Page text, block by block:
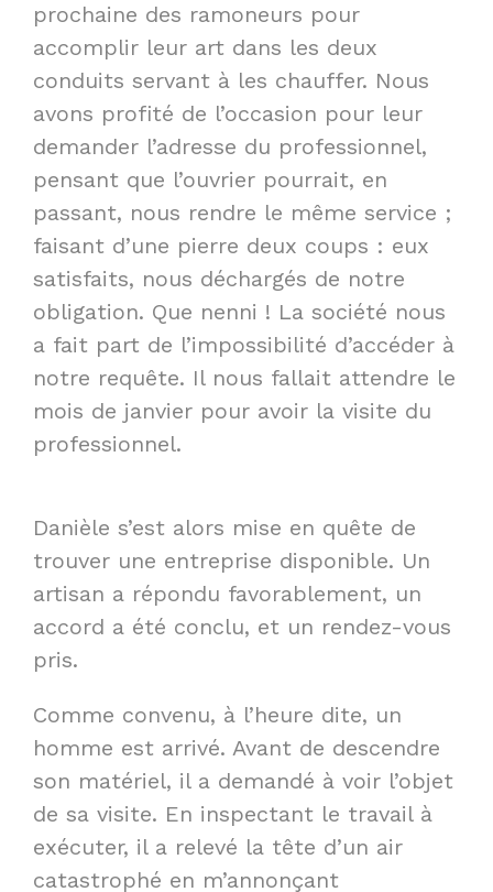
prochaine des ramoneurs pour
accomplir leur art dans les deux
conduits servant à les chauffer. Nous
avons profité de l’occasion pour leur
demander l’adresse du professionnel,
pensant que l’ouvrier pourrait, en
passant, nous rendre le même service ;
faisant d’une pierre deux coups : eux
satisfaits, nous déchargés de notre
obligation. Que nenni ! La société nous
a fait part de l’impossibilité d’accéder à
notre requête. Il nous fallait attendre le
mois de janvier pour avoir la visite du
professionnel.
Danièle s’est alors mise en quête de
trouver une entreprise disponible. Un
artisan a répondu favorablement, un
accord a été conclu, et un rendez-vous
pris.
Comme convenu, à l’heure dite, un
homme est arrivé. Avant de descendre
son matériel, il a demandé à voir l’objet
de sa visite. En inspectant le travail à
exécuter, il a relevé la tête d’un air
catastrophé en m’annonçant